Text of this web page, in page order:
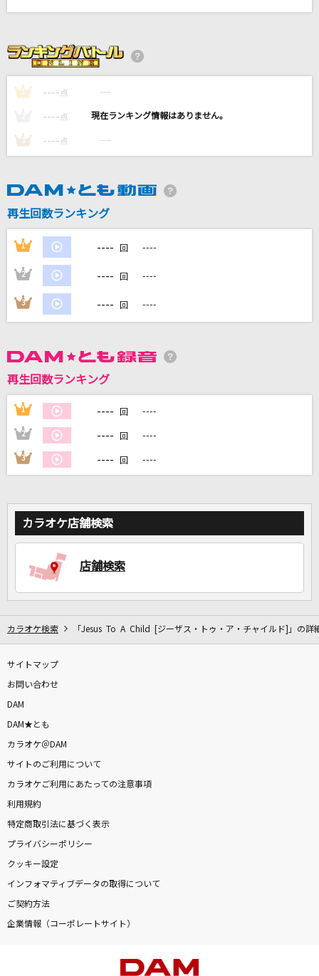
米津玄師, 宇多田ヒカル
テレパシー
Chase the world
May'n
シンクロニシティ
乃木坂46
DAMに会員登録・ログインして
1 ---- 点 ----
---- 点 ----
3 ---- 点 ----
再生回数ランキング
1 ---- 回 ----
2 ---- 回 ----
3 ---- 回 ----
再生回数ランキング
1 ---- 回 ----
2 ---- 回 ----
3 ---- 回 ----
カラオケ店舗検索
店舗検索
カラオケ検索 「Jesus To A Child [ジーザス・トゥ・ア・チャイルド]」の詳
サイトマップ
お問い合わせ
DAM
DAM★とも
カラオケ＠DAM
サイトのご利用について
カラオケご利用にあたっての注意事項
利用規約
特定商取引法に基づく表示
プライバシーポリシー
クッキー設定
インフォマティブデータの取得について
ご契約方法
企業情報（コーポレートサイト）